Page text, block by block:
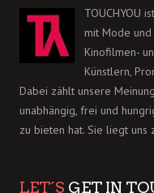
TOUCHYOU
mit Mode und
Kinofilmen-
Künstlern,
Dabei zählt unsere
unabhängig, frei und
zu bieten hat. Sie liegt uns
LET´S GET IN